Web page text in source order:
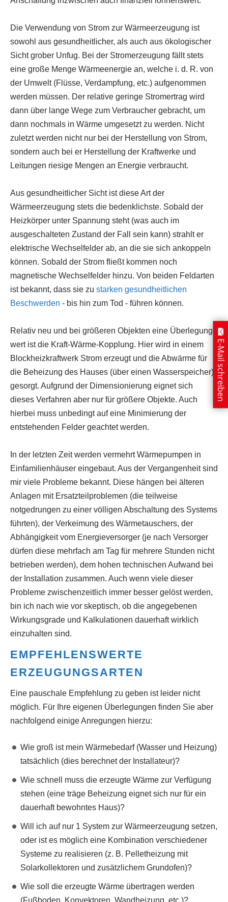
Die Verwendung von Strom zur Wärmeerzeugung ist
sowohl aus gesundheitlicher, als auch aus ökologischer
Sicht grober Unfug. Bei der Stromerzeugung fällt stets
eine große Menge Wärmeenergie an, welche i. d. R. von
der Umwelt (Flüsse, Verdampfung, etc.) aufgenommen
werden müssen. Der relative geringe Stromertrag wird
dann über lange Wege zum Verbraucher gebracht, um
dann nochmals in Wärme umgesetzt zu werden. Nicht
zuletzt werden nicht nur bei der Herstellung von Strom,
sondern auch bei er Herstellung der Kraftwerke und
Leitungen riesige Mengen an Energie verbraucht.
Aus gesundheitlicher Sicht ist diese Art der
Wärmeerzeugung stets die bedenklichste. Sobald der
Heizkörper unter Spannung steht (was auch im
ausgeschalteten Zustand der Fall sein kann) strahlt er
elektrische Wechselfelder ab, an die sie sich ankoppeln
können. Sobald der Strom fließt kommen noch
magnetische Wechselfelder hinzu. Von beiden Feldarten
ist bekannt, dass sie zu starken gesundheitlichen
Beschwerden - bis hin zum Tod - führen können.
Relativ neu und bei größeren Objekten eine Überlegung
wert ist die Kraft-Wärme-Kopplung. Hier wird in einem
Blockheizkraftwerk Strom erzeugt und die Abwärme für
die Beheizung des Hauses (über einen Wasserspeicher)
gesorgt. Aufgrund der Dimensionierung eignet sich
dieses Verfahren aber nur für größere Objekte. Auch
hierbei muss unbedingt auf eine Minimierung der
entstehenden Felder geachtet werden.
In der letzten Zeit werden vermehrt Wärmepumpen in
Einfamilienhäuser eingebaut. Aus der Vergangenheit sind
mir viele Probleme bekannt. Diese hängen bei älteren
Anlagen mit Ersatzteilproblemen (die teilweise
notgedrungen zu einer völligen Abschaltung des Systems
führten), der Verkeimung des Wärmetauschers, der
Abhängigkeit vom Energieversorger (je nach Versorger
dürfen diese mehrfach am Tag für mehrere Stunden nicht
betrieben werden), dem hohen technischen Aufwand bei
der Installation zusammen. Auch wenn viele dieser
Probleme zwischenzeitlich immer besser gelöst werden,
bin ich nach wie vor skeptisch, ob die angegebenen
Wirkungsgrade und Kalkulationen dauerhaft wirklich
einzuhalten sind.
EMPFEHLENSWERTE
ERZEUGUNGSARTEN
Eine pauschale Empfehlung zu geben ist leider nicht
möglich. Für Ihre eigenen Überlegungen finden Sie aber
nachfolgend einige Anregungen hierzu:
Wie groß ist mein Wärmebedarf (Wasser und Heizung)
tatsächlich (dies berechnet der Installateur)?
Wie schnell muss die erzeugte Wärme zur Verfügung
stehen (eine träge Beheizung eignet sich nur für ein
dauerhaft bewohntes Haus)?
Will ich auf nur 1 System zur Wärmeerzeugung setzen,
oder ist es möglich eine Kombination verschiedener
Systeme zu realisieren (z. B. Pelletheizung mit
Solarkollektoren und zusätzlichem Grundofen)?
Wie soll die erzeugte Wärme übertragen werden
(Fußboden, Konvektoren, Wandheizung, etc.)?
E-Mail schreiben